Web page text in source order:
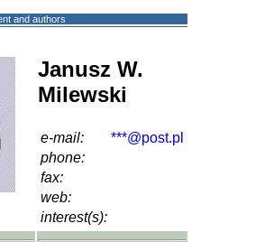
and authors
Janusz W.
Milewski
e-mail:
***@post.pl
phone:
fax:
web:
interest(s):